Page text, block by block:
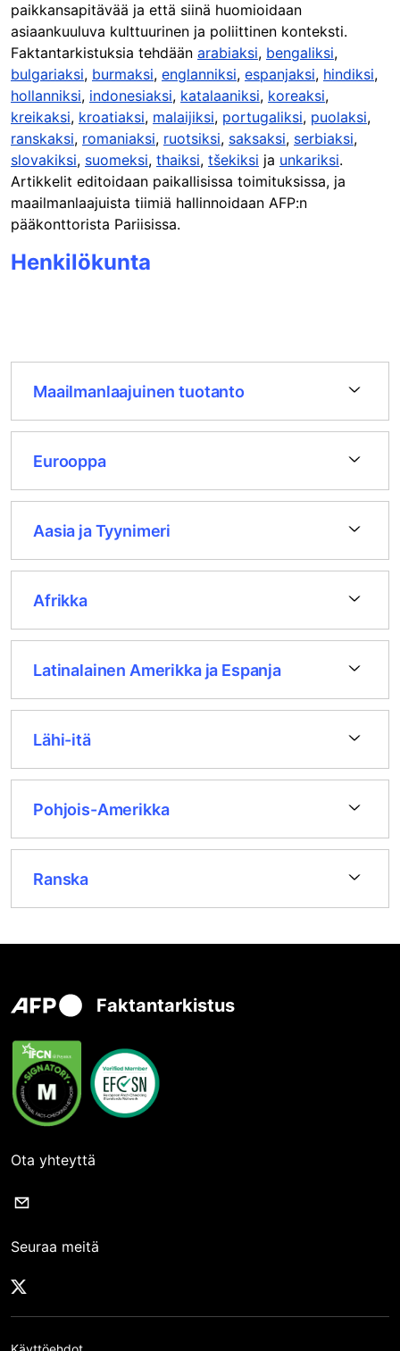
paikkansapitävää ja että siinä huomioidaan
asiaankuuluva kulttuurinen ja poliittinen konteksti.
Faktantarkistuksia tehdään arabiaksi, bengaliksi,
bulgariaksi, burmaksi, englanniksi, espanjaksi, hindiksi,
hollanniksi, indonesiaksi, katalaaniksi, koreaksi,
kreikaksi, kroatiaksi, malaijiksi, portugaliksi, puolaksi,
ranskaksi, romaniaksi, ruotsiksi, saksaksi, serbiaksi,
slovakiksi, suomeksi, thaiksi, tšekiksi ja unkariksi.
Artikkelit editoidaan paikallisissa toimituksissa, ja
maailmanlaajuista tiimiä hallinnoidaan AFP:n
pääkonttorista Pariisissa.
Henkilökunta
Maailmanlaajuinen tuotanto
Eurooppa
Aasia ja Tyynimeri
Afrikka
Latinalainen Amerikka ja Espanja
Lähi-itä
Pohjois-Amerikka
Ranska
Faktantarkistus
Ota yhteyttä
Seuraa meitä